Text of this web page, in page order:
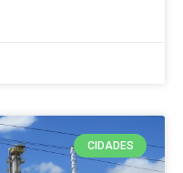
CIDADES